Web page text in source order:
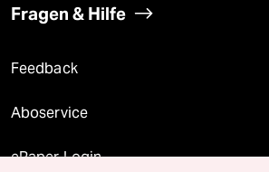
Fragen & Hilfe
Feedback
Aboservice
ePaper Login